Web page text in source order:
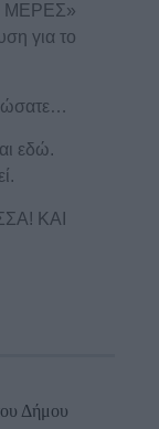
ΜΕΡΕΣ»
για το
εδώ.
ΚΑΙ
Δήμου